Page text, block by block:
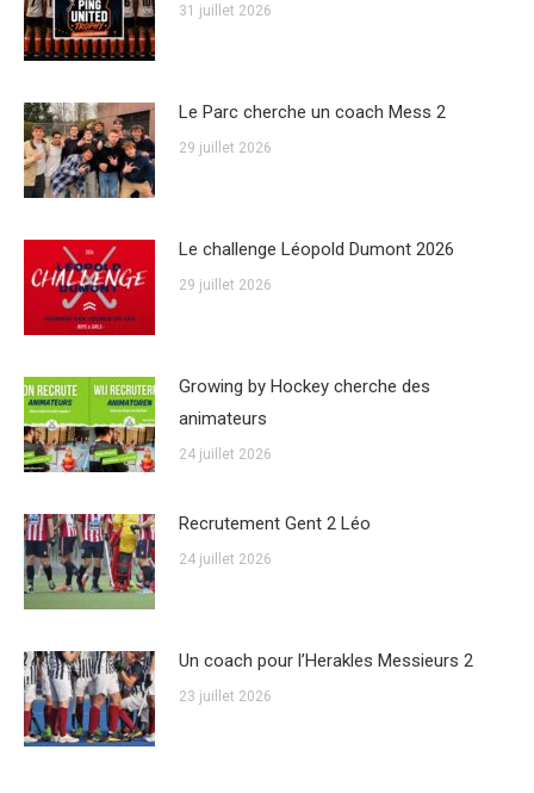
31 juillet 2026
Le Parc cherche un coach Mess 2
29 juillet 2026
Le challenge Léopold Dumont 2026
29 juillet 2026
Growing by Hockey cherche des
animateurs
24 juillet 2026
Recrutement Gent 2 Léo
24 juillet 2026
Un coach pour l’Herakles Messieurs 2
23 juillet 2026